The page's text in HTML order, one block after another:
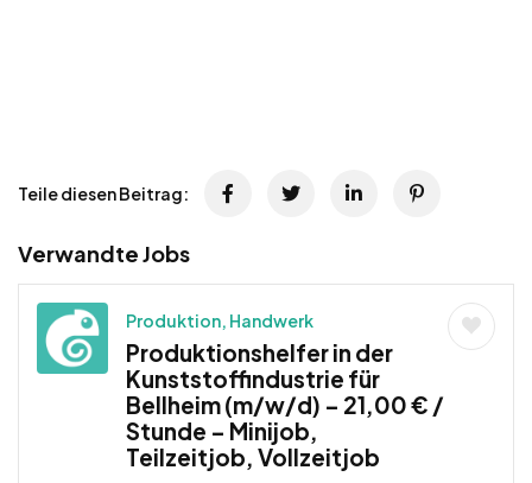
Teile diesen Beitrag:
Verwandte Jobs
Produktion, Handwerk
Produktionshelfer in der
Kunststoffindustrie für
Bellheim (m/w/d) – 21,00 € /
Stunde – Minijob,
Teilzeitjob, Vollzeitjob